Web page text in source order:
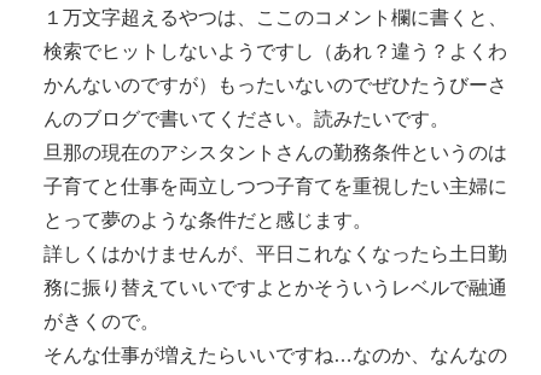
１万文字超えるやつは、ここのコメント欄に書くと、
検索でヒットしないようですし（あれ？違う？よくわ
かんないのですが）もったいないのでぜひたうびーさ
んのブログで書いてください。読みたいです。
旦那の現在のアシスタントさんの勤務条件というのは
子育てと仕事を両立しつつ子育てを重視したい主婦に
とって夢のような条件だと感じます。
詳しくはかけませんが、平日これなくなったら土日勤
務に振り替えていいですよとかそういうレベルで融通
がきくので。
そんな仕事が増えたらいいですね…なのか、なんなの